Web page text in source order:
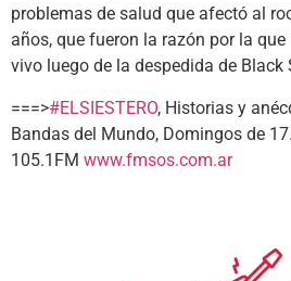
problemas de salud que afectó al
años, que fueron la razón por la
vivo luego de la despedida de Black
===>#ELSIESTERO, Historias y
Bandas del Mundo, Domingos de
105.1FM www.fmsos.com.ar